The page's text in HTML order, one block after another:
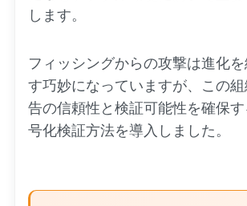
します。
フィッシングからの攻撃は進化
す巧妙になっていますが、この
告の信頼性と検証可能性を確保
号化検証方法を導入しました。